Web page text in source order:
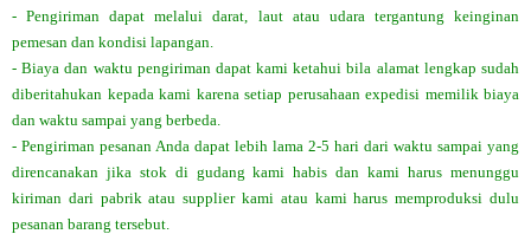
- Pengiriman dapat melalui darat, laut atau udara tergantung keinginan
pemesan dan kondisi lapangan.
- Biaya dan waktu pengiriman dapat kami ketahui bila alamat lengkap sudah
diberitahukan kepada kami karena setiap perusahaan expedisi memilik biaya
dan waktu sampai yang berbeda.
- Pengiriman pesanan Anda dapat lebih lama 2-5 hari dari waktu sampai yang
direncanakan jika stok di gudang kami habis dan kami harus menunggu
kiriman dari pabrik atau supplier kami atau kami harus memproduksi dulu
pesanan barang tersebut.